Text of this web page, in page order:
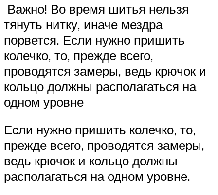
Важно! Во время шитья нельзя
тянуть нитку, иначе мездра
порвется. Если нужно пришить
колечко, то, прежде всего,
проводятся замеры, ведь крючок и
кольцо должны располагаться на
одном уровне
Если нужно пришить колечко, то,
прежде всего, проводятся замеры,
ведь крючок и кольцо должны
располагаться на одном уровне.